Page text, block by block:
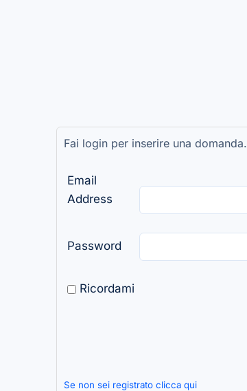
Fai login per inserire una domanda.
Email
Address
Password
Ricordami
Se non sei registrato clicca qui